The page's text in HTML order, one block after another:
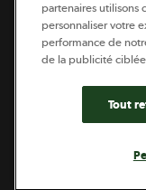
Il
partenaires utilisons
personnaliser votre
performance de
de la publicité
Tout